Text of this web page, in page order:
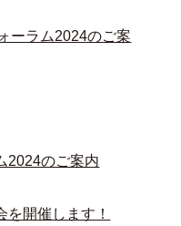
ーラム2024のご案
2024のご案内
開催します！